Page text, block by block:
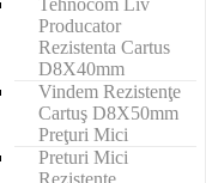
Producator
Rezistenta Cartus
D8X40mm
Vindem Rezistenţe
Cartuş D8X50mm
Preţuri Mici
Preturi Mici
Rezistente